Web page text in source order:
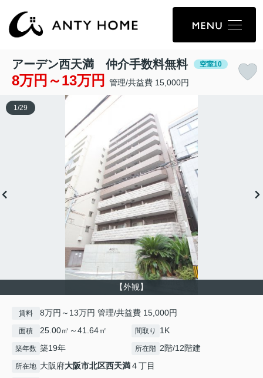
アーデン西天満 仲介手数料無料 空室10
8万円～13万円 管理/共益費 15,000円
【外観】
1 /29
賃料 8万円～13万円 管理/共益費 15,000円
面積 25.00㎡～41.64㎡ 間取り 1K
築年数 築19年 所在階 2階/12階建
所在地 大阪府大阪市北区西天満４丁目